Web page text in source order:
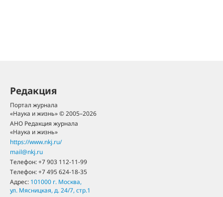
Редакция
Портал журнала
«Наука и жизнь» © 2005–2026
АНО Редакция журнала
«Наука и жизнь»
https://www.nkj.ru/
mail@nkj.ru
Телефон:+7 903 112-11-99
Телефон:+7 495 624-18-35
Адрес: 101000 г. Москва,
ул. Мясницкая, д. 24/7, стр.1